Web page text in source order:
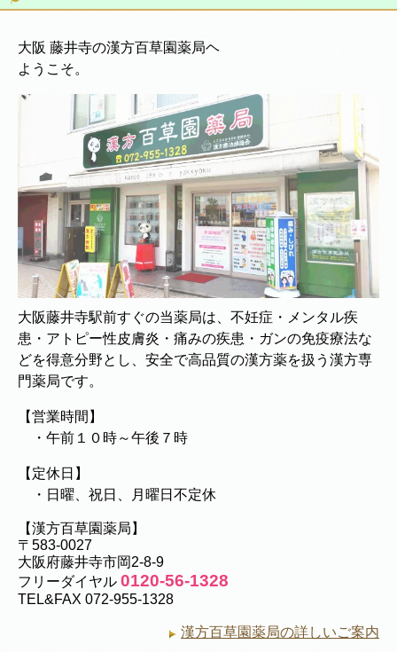
大阪 藤井寺の漢方百草園薬局ヘ
ようこそ。
大阪藤井寺駅前すぐの当薬局は、不妊症・メンタル疾
患・アトピー性皮膚炎・痛みの疾患・ガンの免疫療法な
どを得意分野とし、安全で高品質の漢方薬を扱う漢方専
門薬局です。
【営業時間】
・午前１０時～午後７時
【定休日】
・日曜、祝日、月曜日不定休
【漢方百草園薬局】
〒583-0027
大阪府藤井寺市岡2-8-9
フリーダイヤル 0120-56-1328
TEL&FAX 072-955-1328
漢方百草園薬局の詳しいご案内